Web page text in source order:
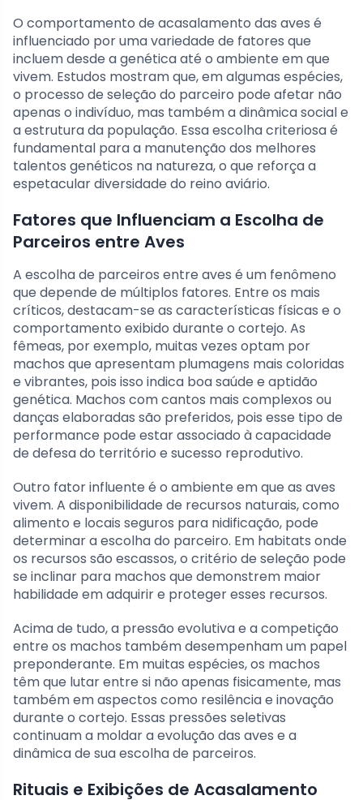
O comportamento de acasalamento das aves é
influenciado por uma variedade de fatores que
incluem desde a genética até o ambiente em que
vivem. Estudos mostram que, em algumas espécies,
o processo de seleção do parceiro pode afetar não
apenas o indivíduo, mas também a dinâmica social e
a estrutura da população. Essa escolha criteriosa é
fundamental para a manutenção dos melhores
talentos genéticos na natureza, o que reforça a
espetacular diversidade do reino aviário.
Fatores que Influenciam a Escolha de
Parceiros entre Aves
A escolha de parceiros entre aves é um fenômeno
que depende de múltiplos fatores. Entre os mais
críticos, destacam-se as características físicas e o
comportamento exibido durante o cortejo. As
fêmeas, por exemplo, muitas vezes optam por
machos que apresentam plumagens mais coloridas
e vibrantes, pois isso indica boa saúde e aptidão
genética. Machos com cantos mais complexos ou
danças elaboradas são preferidos, pois esse tipo de
performance pode estar associado à capacidade
de defesa do território e sucesso reprodutivo.
Outro fator influente é o ambiente em que as aves
vivem. A disponibilidade de recursos naturais, como
alimento e locais seguros para nidificação, pode
determinar a escolha do parceiro. Em habitats onde
os recursos são escassos, o critério de seleção pode
se inclinar para machos que demonstrem maior
habilidade em adquirir e proteger esses recursos.
Acima de tudo, a pressão evolutiva e a competição
entre os machos também desempenham um papel
preponderante. Em muitas espécies, os machos
têm que lutar entre si não apenas fisicamente, mas
também em aspectos como resilência e inovação
durante o cortejo. Essas pressões seletivas
continuam a moldar a evolução das aves e a
dinâmica de sua escolha de parceiros.
Rituais e Exibições de Acasalamento